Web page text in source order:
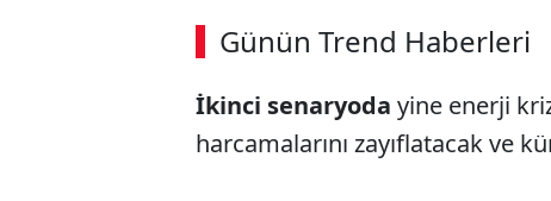
Günün Trend Haberleri
İkinci senaryoda yine enerji
harcamalarını zayıflatacak ve